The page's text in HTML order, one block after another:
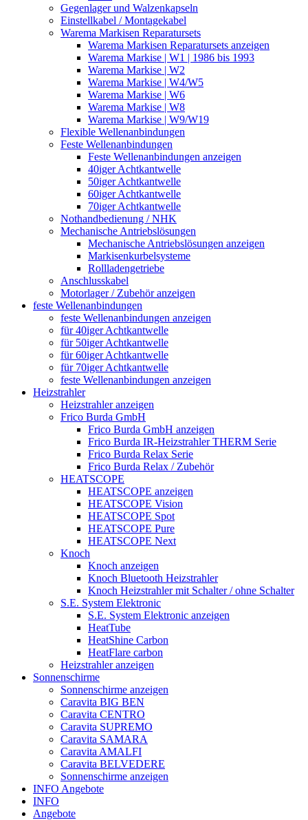
Gegenlager und Walzenkapseln
Einstellkabel / Montagekabel
Warema Markisen Reparatursets
Warema Markisen Reparatursets anzeigen
Warema Markise | W1 | 1986 bis 1993
Warema Markise | W2
Warema Markise | W4/W5
Warema Markise | W6
Warema Markise | W8
Warema Markise | W9/W19
Flexible Wellenanbindungen
Feste Wellenanbindungen
Feste Wellenanbindungen anzeigen
40iger Achtkantwelle
50iger Achtkantwelle
60iger Achtkantwelle
70iger Achtkantwelle
Nothandbedienung / NHK
Mechanische Antriebslösungen
Mechanische Antriebslösungen anzeigen
Markisenkurbelsysteme
Rollladengetriebe
Anschlusskabel
Motorlager / Zubehör anzeigen
feste Wellenanbindungen
feste Wellenanbindungen anzeigen
für 40iger Achtkantwelle
für 50iger Achtkantwelle
für 60iger Achtkantwelle
für 70iger Achtkantwelle
feste Wellenanbindungen anzeigen
Heizstrahler
Heizstrahler anzeigen
Frico Burda GmbH
Frico Burda GmbH anzeigen
Frico Burda IR-Heizstrahler THERM Serie
Frico Burda Relax Serie
Frico Burda Relax / Zubehör
HEATSCOPE
HEATSCOPE anzeigen
HEATSCOPE Vision
HEATSCOPE Spot
HEATSCOPE Pure
HEATSCOPE Next
Knoch
Knoch anzeigen
Knoch Bluetooth Heizstrahler
Knoch Heizstrahler mit Schalter / ohne Schalter
S.E. System Elektronic
S.E. System Elektronic anzeigen
HeatTube
HeatShine Carbon
HeatFlare carbon
Heizstrahler anzeigen
Sonnenschirme
Sonnenschirme anzeigen
Caravita BIG BEN
Caravita CENTRO
Caravita SUPREMO
Caravita SAMARA
Caravita AMALFI
Caravita BELVEDERE
Sonnenschirme anzeigen
INFO Angebote
INFO
Angebote